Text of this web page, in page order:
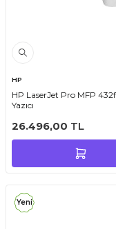
HP
HP LaserJet Pro MFP
Yazıcı
26.496,00 TL
Yeni